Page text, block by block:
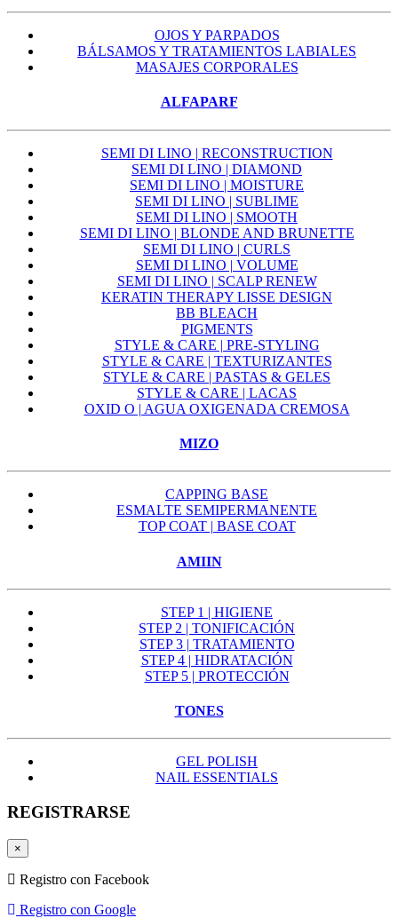
OJOS Y PARPADOS
BÁLSAMOS Y TRATAMIENTOS LABIALES
MASAJES CORPORALES
ALFAPARF
SEMI DI LINO | RECONSTRUCTION
SEMI DI LINO | DIAMOND
SEMI DI LINO | MOISTURE
SEMI DI LINO | SUBLIME
SEMI DI LINO | SMOOTH
SEMI DI LINO | BLONDE AND BRUNETTE
SEMI DI LINO | CURLS
SEMI DI LINO | VOLUME
SEMI DI LINO | SCALP RENEW
KERATIN THERAPY LISSE DESIGN
BB BLEACH
PIGMENTS
STYLE & CARE | PRE-STYLING
STYLE & CARE | TEXTURIZANTES
STYLE & CARE | PASTAS & GELES
STYLE & CARE | LACAS
OXID O | AGUA OXIGENADA CREMOSA
MIZO
CAPPING BASE
ESMALTE SEMIPERMANENTE
TOP COAT | BASE COAT
AMIIN
STEP 1 | HIGIENE
STEP 2 | TONIFICACIÓN
STEP 3 | TRATAMIENTO
STEP 4 | HIDRATACIÓN
STEP 5 | PROTECCIÓN
TONES
GEL POLISH
NAIL ESSENTIALS
REGISTRARSE
×
Registro con Facebook
Registro con Google